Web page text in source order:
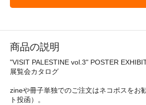
商品の説明
"VISIT PALESTINE vol.3" POSTER
展覧会カタログ
zineや冊子単独でのご注文はネコポスをお
ト投函）。